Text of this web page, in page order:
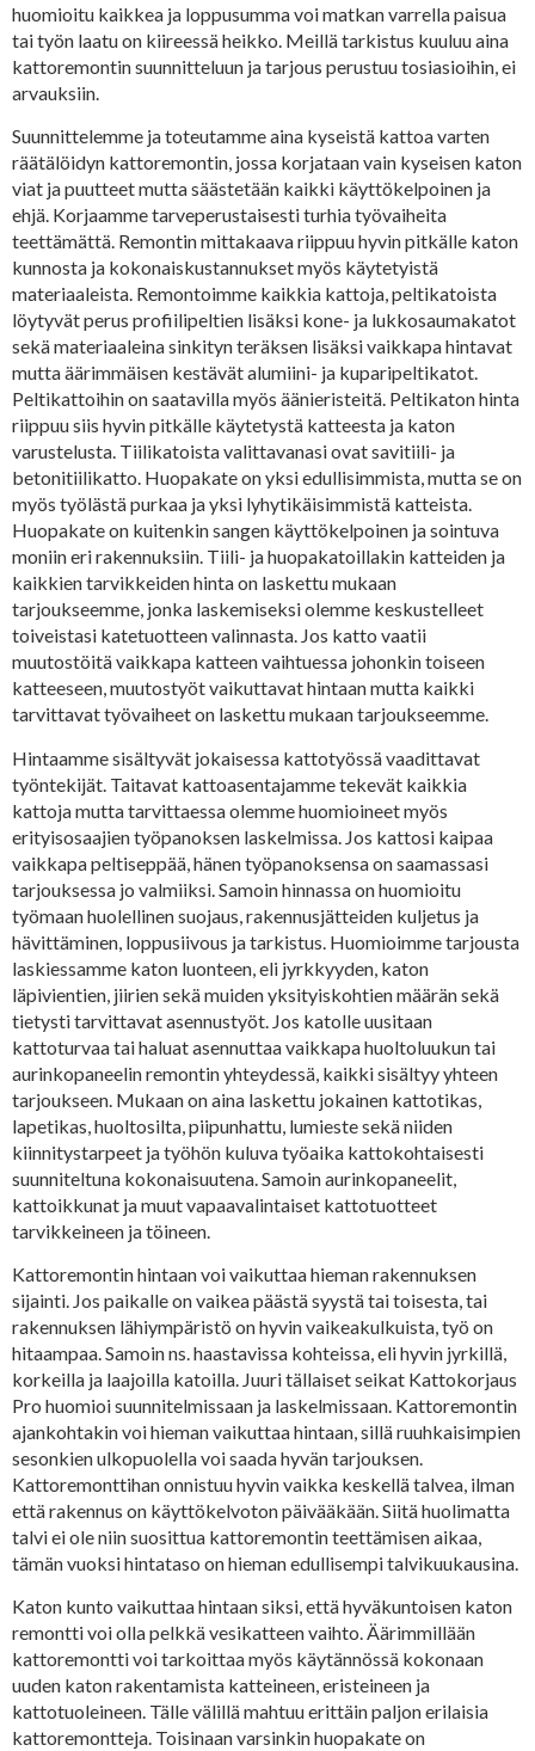
huomioitu kaikkea ja loppusumma voi matkan varrella paisua
tai työn laatu on kiireessä heikko. Meillä tarkistus kuuluu aina
kattoremontin suunnitteluun ja tarjous perustuu tosiasioihin, ei
arvauksiin.
Suunnittelemme ja toteutamme aina kyseistä kattoa varten
räätälöidyn kattoremontin, jossa korjataan vain kyseisen katon
viat ja puutteet mutta säästetään kaikki käyttökelpoinen ja
ehjä. Korjaamme tarveperustaisesti turhia työvaiheita
teettämättä. Remontin mittakaava riippuu hyvin pitkälle katon
kunnosta ja kokonaiskustannukset myös käytetyistä
materiaaleista. Remontoimme kaikkia kattoja, peltikatoista
löytyvät perus profiilipeltien lisäksi kone- ja lukkosaumakatot
sekä materiaaleina sinkityn teräksen lisäksi vaikkapa hintavat
mutta äärimmäisen kestävät alumiini- ja kuparipeltikatot.
Peltikattoihin on saatavilla myös äänieristeitä. Peltikaton hinta
riippuu siis hyvin pitkälle käytetystä katteesta ja katon
varustelusta. Tiilikatoista valittavanasi ovat savitiili- ja
betonitiilikatto. Huopakate on yksi edullisimmista, mutta se on
myös työlästä purkaa ja yksi lyhytikäisimmistä katteista.
Huopakate on kuitenkin sangen käyttökelpoinen ja sointuva
moniin eri rakennuksiin. Tiili- ja huopakatoillakin katteiden ja
kaikkien tarvikkeiden hinta on laskettu mukaan
tarjoukseemme, jonka laskemiseksi olemme keskustelleet
toiveistasi katetuotteen valinnasta. Jos katto vaatii
muutostöitä vaikkapa katteen vaihtuessa johonkin toiseen
katteeseen, muutostyöt vaikuttavat hintaan mutta kaikki
tarvittavat työvaiheet on laskettu mukaan tarjoukseemme.
Hintaamme sisältyvät jokaisessa kattotyössä vaadittavat
työntekijät. Taitavat kattoasentajamme tekevät kaikkia
kattoja mutta tarvittaessa olemme huomioineet myös
erityisosaajien työpanoksen laskelmissa. Jos kattosi kaipaa
vaikkapa peltiseppää, hänen työpanoksensa on saamassasi
tarjouksessa jo valmiiksi. Samoin hinnassa on huomioitu
työmaan huolellinen suojaus, rakennusjätteiden kuljetus ja
hävittäminen, loppusiivous ja tarkistus. Huomioimme tarjousta
laskiessamme katon luonteen, eli jyrkkyyden, katon
läpivientien, jiirien sekä muiden yksityiskohtien määrän sekä
tietysti tarvittavat asennustyöt. Jos katolle uusitaan
kattoturvaa tai haluat asennuttaa vaikkapa huoltoluukun tai
aurinkopaneelin remontin yhteydessä, kaikki sisältyy yhteen
tarjoukseen. Mukaan on aina laskettu jokainen kattotikas,
lapetikas, huoltosilta, piipunhattu, lumieste sekä niiden
kiinnitystarpeet ja työhön kuluva työaika kattokohtaisesti
suunniteltuna kokonaisuutena. Samoin aurinkopaneelit,
kattoikkunat ja muut vapaavalintaiset kattotuotteet
tarvikkeineen ja töineen.
Kattoremontin hintaan voi vaikuttaa hieman rakennuksen
sijainti. Jos paikalle on vaikea päästä syystä tai toisesta, tai
rakennuksen lähiympäristö on hyvin vaikeakulkuista, työ on
hitaampaa. Samoin ns. haastavissa kohteissa, eli hyvin jyrkillä,
korkeilla ja laajoilla katoilla. Juuri tällaiset seikat Kattokorjaus
Pro huomioi suunnitelmissaan ja laskelmissaan. Kattoremontin
ajankohtakin voi hieman vaikuttaa hintaan, sillä ruuhkaisimpien
sesonkien ulkopuolella voi saada hyvän tarjouksen.
Kattoremonttihan onnistuu hyvin vaikka keskellä talvea, ilman
että rakennus on käyttökelvoton päivääkään. Siitä huolimatta
talvi ei ole niin suosittua kattoremontin teettämisen aikaa,
tämän vuoksi hintataso on hieman edullisempi talvikuukausina.
Katon kunto vaikuttaa hintaan siksi, että hyväkuntoisen katon
remontti voi olla pelkkä vesikatteen vaihto. Äärimmillään
kattoremontti voi tarkoittaa myös käytännössä kokonaan
uuden katon rakentamista katteineen, eristeineen ja
kattotuoleineen. Tälle välillä mahtuu erittäin paljon erilaisia
kattoremontteja. Toisinaan varsinkin huopakate on